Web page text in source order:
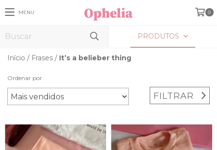
MENU 0
PRODUTOS
Início / Frases / It’s a belieber thing
Ordenar por
FILTRAR